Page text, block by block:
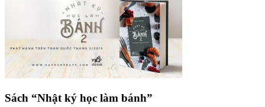
Sách “Nhật ký học làm bánh”